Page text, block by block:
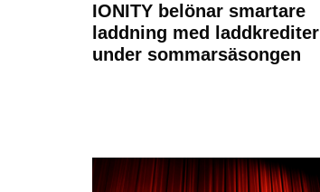
IONITY belönar smartare
laddning med laddkrediter
under sommarsäsongen